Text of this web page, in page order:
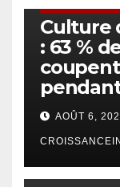
Culture
: 63 %
AOÛT 6,